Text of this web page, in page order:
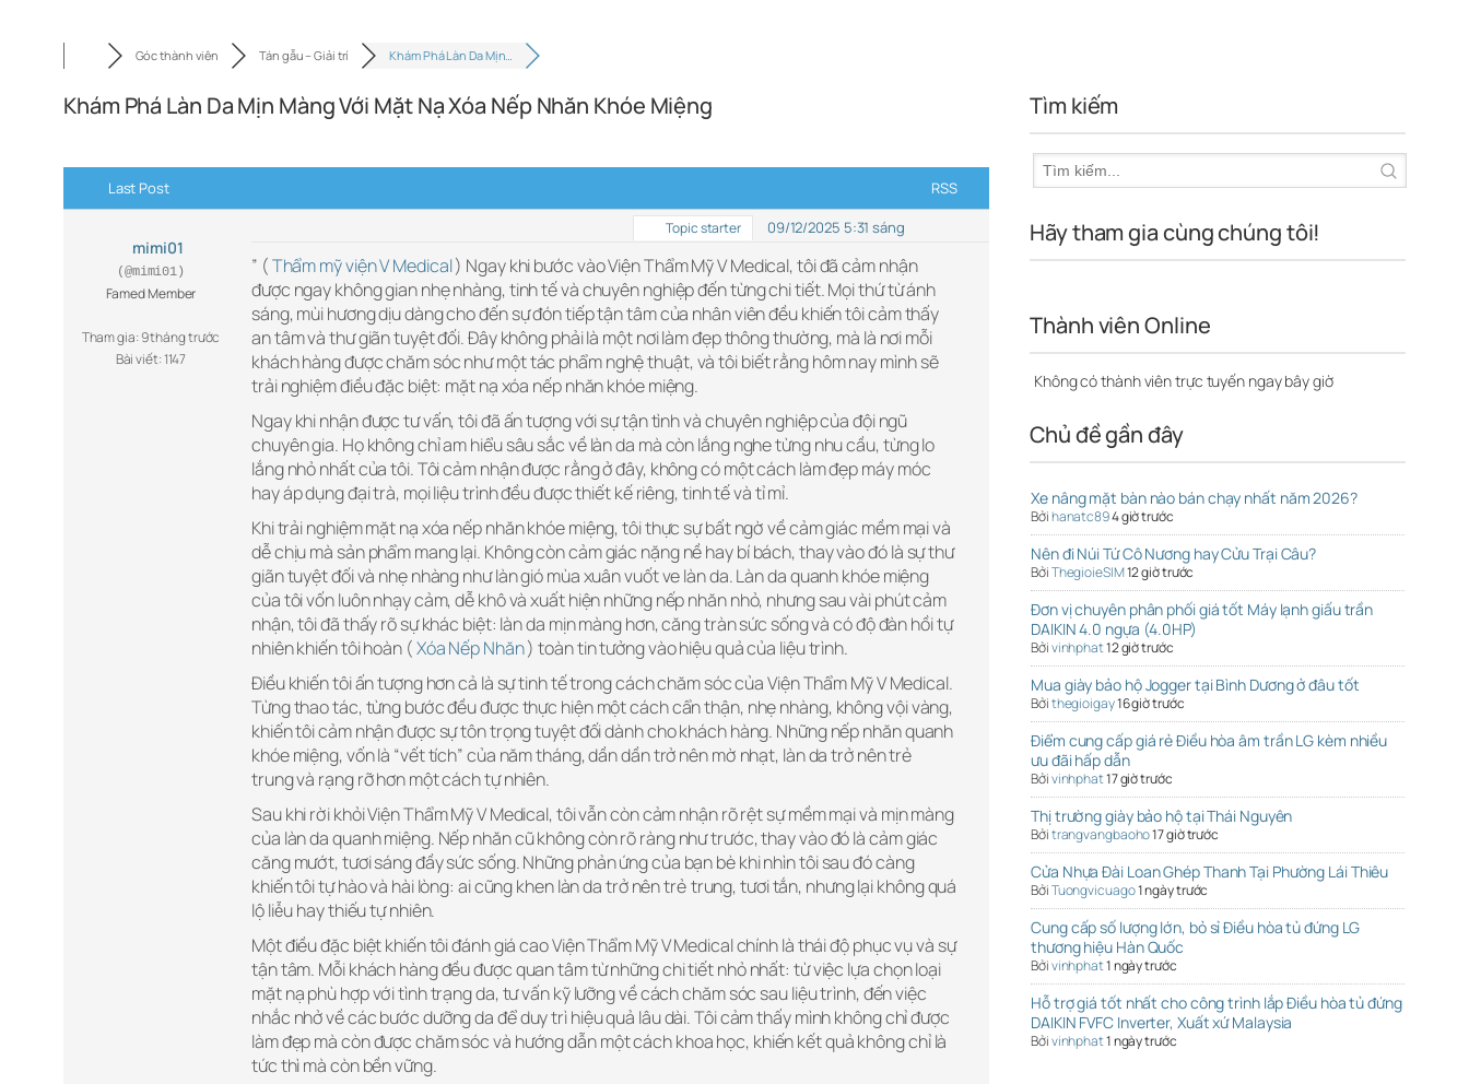
Góc thành viên Tán gẫu – Giải trí Khám Phá Làn Da Mịn…
Khám Phá Làn Da Mịn Màng Với Mặt Nạ Xóa Nếp Nhăn Khóe Miệng
Last Post RSS
mimi01
(@mimi01)
Famed Member
Tham gia: 9 tháng trước
Bài viết: 1147
Topic starter 09/12/2025 5:31 sáng
” (Thẩm mỹ viện V Medical) Ngay khi bước vào Viện Thẩm Mỹ V Medical, tôi đã cảm nhận
được ngay không gian nhẹ nhàng, tinh tế và chuyên nghiệp đến từng chi tiết. Mọi thứ từ ánh
sáng, mùi hương dịu dàng cho đến sự đón tiếp tận tâm của nhân viên đều khiến tôi cảm thấy
an tâm và thư giãn tuyệt đối. Đây không phải là một nơi làm đẹp thông thường, mà là nơi mỗi
khách hàng được chăm sóc như một tác phẩm nghệ thuật, và tôi biết rằng hôm nay mình sẽ
trải nghiệm điều đặc biệt: mặt nạ xóa nếp nhăn khóe miệng.
Ngay khi nhận được tư vấn, tôi đã ấn tượng với sự tận tình và chuyên nghiệp của đội ngũ
chuyên gia. Họ không chỉ am hiểu sâu sắc về làn da mà còn lắng nghe từng nhu cầu, từng lo
lắng nhỏ nhất của tôi. Tôi cảm nhận được rằng ở đây, không có một cách làm đẹp máy móc
hay áp dụng đại trà, mọi liệu trình đều được thiết kế riêng, tinh tế và tỉ mỉ.
Khi trải nghiệm mặt nạ xóa nếp nhăn khóe miệng, tôi thực sự bất ngờ về cảm giác mềm mại và
dễ chịu mà sản phẩm mang lại. Không còn cảm giác nặng nề hay bí bách, thay vào đó là sự thư
giãn tuyệt đối và nhẹ nhàng như làn gió mùa xuân vuốt ve làn da. Làn da quanh khóe miệng
của tôi vốn luôn nhạy cảm, dễ khô và xuất hiện những nếp nhăn nhỏ, nhưng sau vài phút cảm
nhận, tôi đã thấy rõ sự khác biệt: làn da mịn màng hơn, căng tràn sức sống và có độ đàn hồi tự
nhiên khiến tôi hoàn (Xóa Nếp Nhăn) toàn tin tưởng vào hiệu quả của liệu trình.
Điều khiến tôi ấn tượng hơn cả là sự tinh tế trong cách chăm sóc của Viện Thẩm Mỹ V Medical.
Từng thao tác, từng bước đều được thực hiện một cách cẩn thận, nhẹ nhàng, không vội vàng,
khiến tôi cảm nhận được sự tôn trọng tuyệt đối dành cho khách hàng. Những nếp nhăn quanh
khóe miệng, vốn là “vết tích” của năm tháng, dần dần trở nên mờ nhạt, làn da trở nên trẻ
trung và rạng rỡ hơn một cách tự nhiên.
Sau khi rời khỏi Viện Thẩm Mỹ V Medical, tôi vẫn còn cảm nhận rõ rệt sự mềm mại và mịn màng
của làn da quanh miệng. Nếp nhăn cũ không còn rõ ràng như trước, thay vào đó là cảm giác
căng mướt, tươi sáng đầy sức sống. Những phản ứng của bạn bè khi nhìn tôi sau đó càng
khiến tôi tự hào và hài lòng: ai cũng khen làn da trở nên trẻ trung, tươi tắn, nhưng lại không quá
lộ liễu hay thiếu tự nhiên.
Một điều đặc biệt khiến tôi đánh giá cao Viện Thẩm Mỹ V Medical chính là thái độ phục vụ và sự
tận tâm. Mỗi khách hàng đều được quan tâm từ những chi tiết nhỏ nhất: từ việc lựa chọn loại
mặt nạ phù hợp với tình trạng da, tư vấn kỹ lưỡng về cách chăm sóc sau liệu trình, đến việc
nhắc nhở về các bước dưỡng da để duy trì hiệu quả lâu dài. Tôi cảm thấy mình không chỉ được
làm đẹp mà còn được chăm sóc và hướng dẫn một cách khoa học, khiến kết quả không chỉ là
tức thì mà còn bền vững.
Tìm kiếm
Hãy tham gia cùng chúng tôi!
Thành viên Online
Không có thành viên trực tuyến ngay bây giờ
Chủ đề gần đây
Xe nâng mặt bàn nào bán chạy nhất năm 2026?
Bởihanatc894 giờ trước
Nên đi Núi Tứ Cô Nương hay Cửu Trại Câu?
BởiThegioieSIM12 giờ trước
Đơn vị chuyên phân phối giá tốt Máy lạnh giấu trần
DAIKIN 4.0 ngựa (4.0HP)
Bởivinhphat12 giờ trước
Mua giày bảo hộ Jogger tại Bình Dương ở đâu tốt
Bởithegioigay16 giờ trước
Điểm cung cấp giá rẻ Điều hòa âm trần LG kèm nhiều
ưu đãi hấp dẫn
Bởivinhphat17 giờ trước
Thị trường giày bảo hộ tại Thái Nguyên
Bởitrangvangbaoho17 giờ trước
Cửa Nhựa Đài Loan Ghép Thanh Tại Phường Lái Thiêu
BởiTuongvicuago1 ngày trước
Cung cấp số lượng lớn, bỏ sỉ Điều hòa tủ đứng LG
thương hiệu Hàn Quốc
Bởivinhphat1 ngày trước
Hỗ trợ giá tốt nhất cho công trình lắp Điều hòa tủ đứng
DAIKIN FVFC Inverter, Xuất xứ Malaysia
Bởivinhphat1 ngày trước